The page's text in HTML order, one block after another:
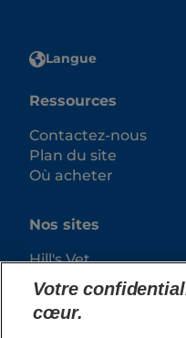
Langue
Ressources
Contactez-nous
Plan du site
Où acheter
Nos sites
Hill's Vet
Carrières
Votre
cœur.